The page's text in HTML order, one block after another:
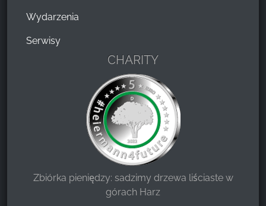
Wydarzenia
Serwisy
CHARITY
Zbiórka pieniędzy: sadzimy drzewa liściaste w
górach Harz